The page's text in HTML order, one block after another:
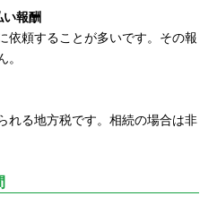
報酬
依頼することが多いです。その報
れる地方税です。相続の場合は非